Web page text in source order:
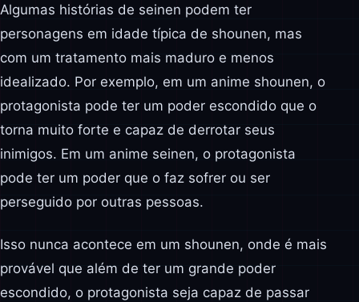
Algumas histórias de seinen podem ter
personagens em idade típica de shounen, mas
com um tratamento mais maduro e menos
idealizado. Por exemplo, em um anime shounen, o
protagonista pode ter um poder escondido que o
torna muito forte e capaz de derrotar seus
inimigos. Em um anime seinen, o protagonista
pode ter um poder que o faz sofrer ou ser
perseguido por outras pessoas.
Isso nunca acontece em um shounen, onde é mais
provável que além de ter um grande poder
escondido, o protagonista seja capaz de passar